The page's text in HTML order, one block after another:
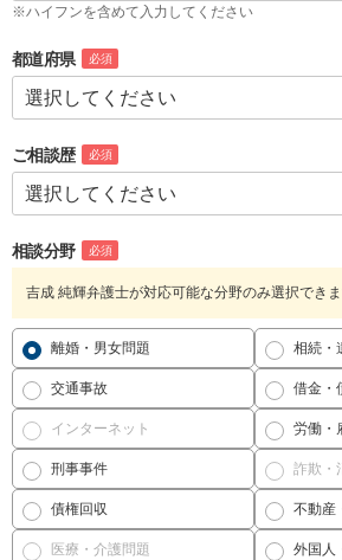
※ハイフンを含めて入力してください
都道府県 必須
ご相談歴 必須
相談分野 必須
吉成 純輝弁護士が対応可能な分野のみ選択でき
離婚・男女問題 相続・
交通事故 借金・
インターネット 労働・
刑事事件 詐欺・
債権回収 不動産
医療・介護問題 外国人